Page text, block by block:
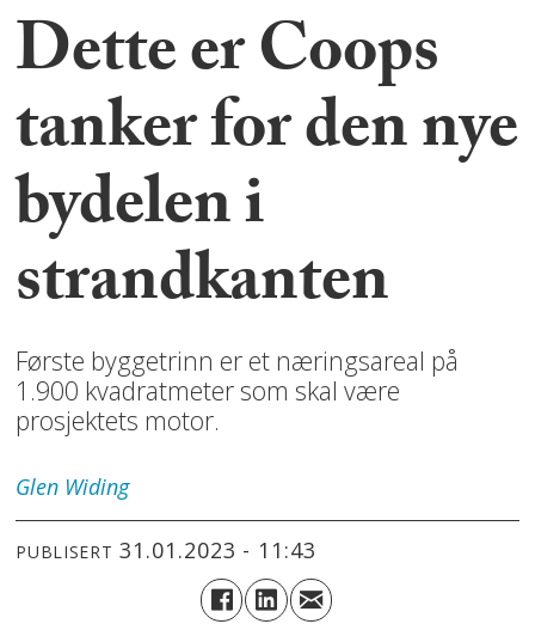
Dette er Coops
tanker for den nye
bydelen i
strandkanten
Første byggetrinn er et næringsareal på
1.900 kvadratmeter som skal være
prosjektets motor.
Glen Widing
PUBLISERT 31.01.2023 - 11:43